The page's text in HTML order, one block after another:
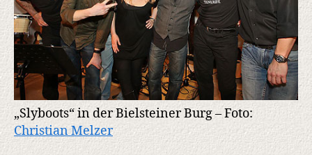
„Slyboots“ in der Bielsteiner Burg – Foto:
Christian Melzer